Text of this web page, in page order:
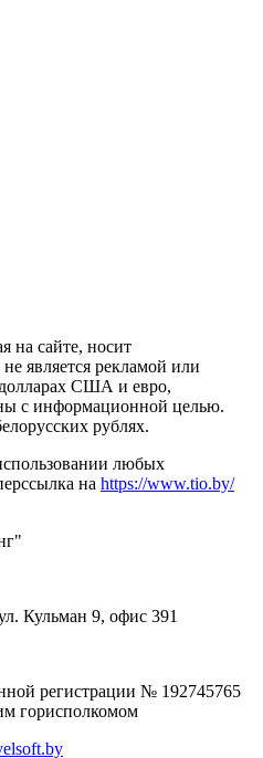
на сайте, носит
является рекламой или
США и евро,
с информационной целью.
рублях.
любых
на https://www.tio.by/
Кульман 9, офис 391
регистрации № 192745765
горисполкомом